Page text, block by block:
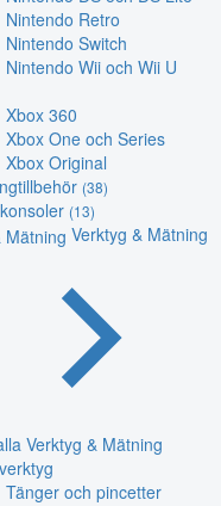
Nintendo Retro
Nintendo Switch
Nintendo Wii och Wii U
Xbox 360
Xbox One och Series
Xbox Original
(38)
(13)
Verktyg & Mätning
Verktyg & Mätning
Tänger och pincetter